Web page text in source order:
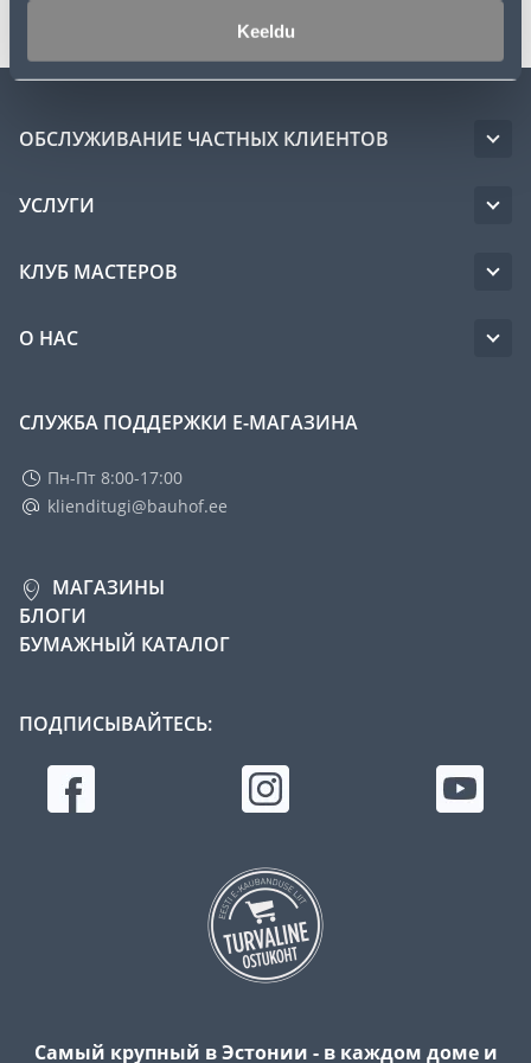
Keeldu
ОБСЛУЖИВАНИЕ ЧАСТНЫХ КЛИЕНТОВ
УСЛУГИ
КЛУБ МАСТЕРОВ
О НАС
СЛУЖБА ПОДДЕРЖКИ Е-МАГАЗИНА
Пн-Пт 8:00-17:00
klienditugi@bauhof.ee
МАГАЗИНЫ
БЛОГИ
БУМАЖНЫЙ КАТАЛОГ
ПОДПИСЫВАЙТЕСЬ:
Самый крупный в Эстонии - в каждом доме и